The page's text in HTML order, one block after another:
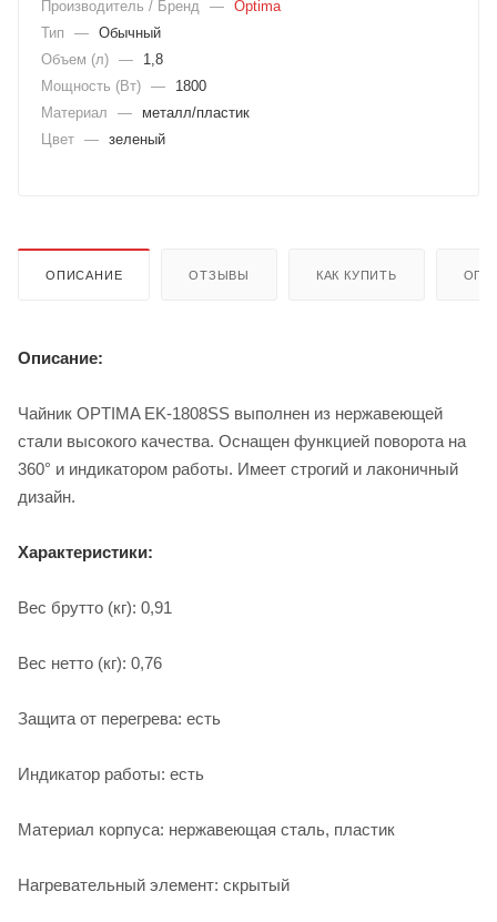
Производитель / Бренд — Optima
Тип
— Обычный
Объем (л) —
1,8
Мощность (Вт) —
1800
Материал
—
металл/пластик
Цвет — зеленый
ОПИСАНИЕ ОТЗЫВЫ КАК КУПИТЬ
Описание:
Чайник OPTIMA EK-1808SS выполнен из нержавеющей
стали высокого качества. Оснащен функцией поворота на
360° и индикатором работы. Имеет строгий и лаконичный
дизайн.
Характеристики:
Вес брутто (кг): 0,91
Вес нетто (кг): 0,76
Защита от перегрева: есть
Индикатор работы: есть
Материал корпуса: нержавеющая сталь, пластик
Нагревательный элемент: скрытый